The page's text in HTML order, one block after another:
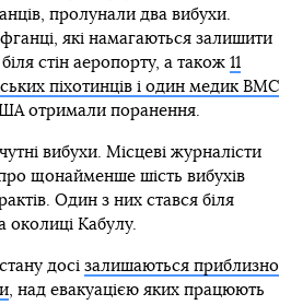
пролунали два вибухи.
які намагаються залишити
стін аеропорту, а також 11
піхотинців і один медик ВМС
отримали поранення.
вибухи. Місцеві журналісти
щонайменше шість вибухів
Один з них стався біля
околиці Кабулу.
досі залишаються приблизно
, над евакуацією яких працюють